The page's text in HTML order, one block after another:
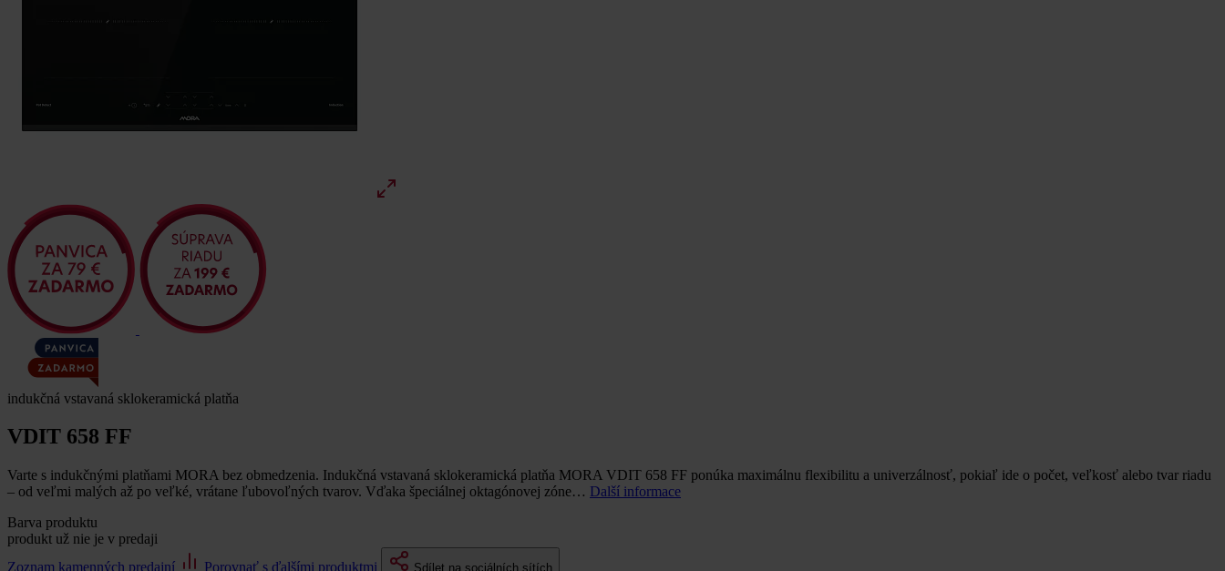
indukčná vstavaná sklokeramická platňa
VDIT 658 FF
Varte s indukčnými platňami MORA bez obmedzenia. Indukčná vstavaná sklokeramická platňa MORA VDIT 658 FF ponúka maximálnu flexibilitu a univerzálnosť, pokiaľ ide o počet, veľkosť alebo tvar riadu
– od veľmi malých až po veľké, vrátane ľubovoľných tvarov. Vďaka špeciálnej oktagónovej zóne… Další informace
Barva produktu
produkt už nie je v predaji
Zoznam kamenných predajní
Porovnať s ďalšími produktmi Sdílet na sociálních sítích